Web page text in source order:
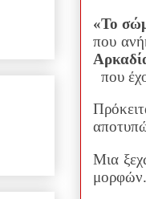
«Το
που
που
Μια
μορφών.